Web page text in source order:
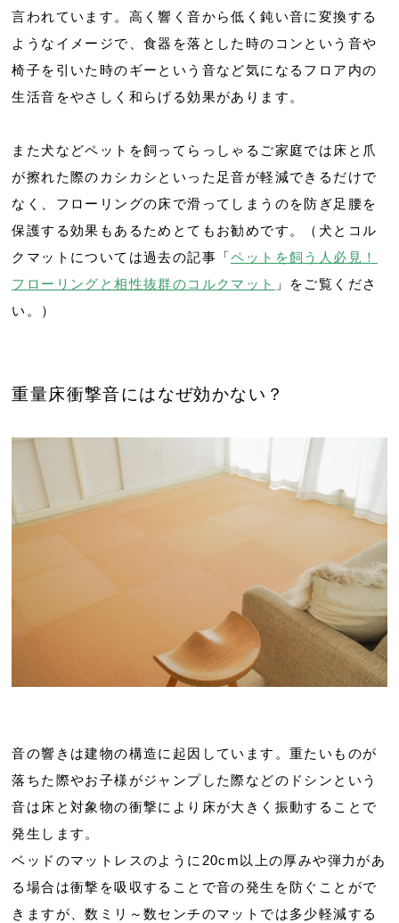
言われています。高く響く音から低く鈍い音に変換する
ようなイメージで、食器を落とした時のコンという音や
椅子を引いた時のギーという音など気になるフロア内の
生活音をやさしく和らげる効果があります。
また犬などペットを飼ってらっしゃるご家庭では床と爪
が擦れた際のカシカシといった足音が軽減できるだけで
なく、フローリングの床で滑ってしまうのを防ぎ足腰を
保護する効果もあるためとてもお勧めです。（犬とコル
クマットについては過去の記事「ペットを飼う人必見！
フローリングと相性抜群のコルクマット 」をご覧くださ
い。）
重量床衝撃音にはなぜ効かない？
音の響きは建物の構造に起因しています。重たいものが
落ちた際やお子様がジャンプした際などのドシンという
音は床と対象物の衝撃により床が大きく振動することで
発生します。
ベッドのマットレスのように20cm以上の厚みや弾力があ
る場合は衝撃を吸収することで音の発生を防ぐことがで
きますが、数ミリ～数センチのマットでは多少軽減する